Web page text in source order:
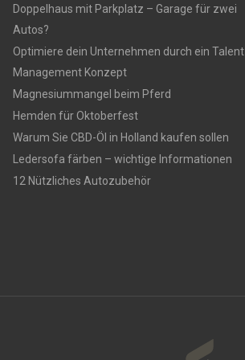
Doppelhaus mit Parkplatz – Garage für zwei
Autos?
Optimiere dein Unternehmen durch ein Talent
Management Konzept
Magnesiummangel beim Pferd
Hemden für Oktoberfest
Warum Sie CBD-Öl in Holland kaufen sollen
Ledersofa färben – wichtige Informationen
12 Nützliches Autozubehör